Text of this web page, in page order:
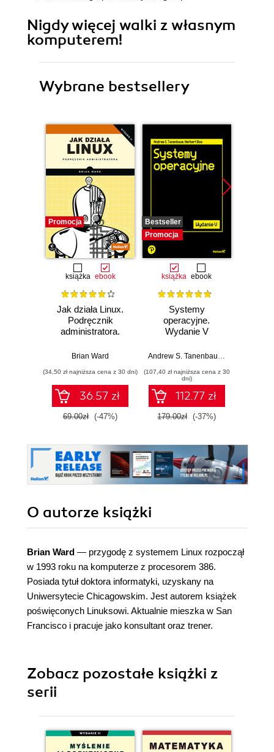
Nigdy więcej walki z własnym
komputerem!
Wybrane bestsellery
Promocja
książka ebook
Jak działa Linux.
Podręcznik
administratora.
Brian Ward
(34,50 zł najniższa cena z 30 dni)
36.57 zł
69.00zł (-47%)
Bestseller
Promocja
książka ebook
Systemy
operacyjne.
Wydanie V
(107,40 zł najniższa cena z 30
dni)
112.77 zł
179.00zł (-37%)
O autorze książki
Brian Ward — przygodę z systemem Linux rozpoczął
w 1993 roku na komputerze z procesorem 386.
Posiada tytuł doktora informatyki, uzyskany na
Uniwersytecie Chicagowskim. Jest autorem książek
poświęconych Linuksowi. Aktualnie mieszka w San
Francisco i pracuje jako konsultant oraz trener.
Zobacz pozostałe książki z
serii